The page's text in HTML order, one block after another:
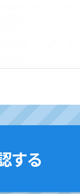
する